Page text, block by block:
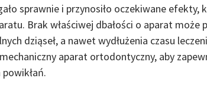
sprawnie i przynosiło oczekiwane efekty,
Brak właściwej dbałości o aparat
dziąseł, a nawet wydłużenia czasu
aparat ortodontyczny, aby